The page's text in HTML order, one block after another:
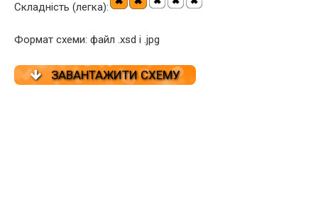
Складність (легка):
Формат схеми: файл .xsd і .jpg
ЗАВАНТАЖИТИ СХЕМУ